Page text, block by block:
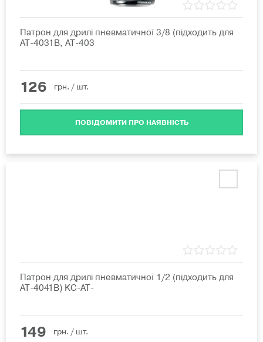
Патрон для дрилі пневматичної 3/8 (підходить для
AT-4031B, AT-403
126 грн. / шт.
ПОВІДОМИТИ ПРО НАЯВНІСТЬ
Патрон для дрилі пневматичної 1/2 (підходить для
AT-4041B) KC-AT-
149 грн. / шт.